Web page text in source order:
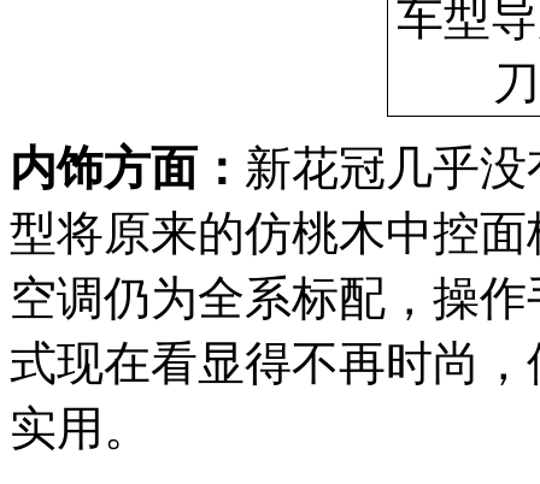
内饰方面： 新花冠几乎
型将原来的仿桃木中控
空调仍为全系标配，操
式现在看显得不再时尚
实用。